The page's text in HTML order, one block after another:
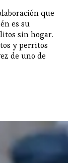
que
es su
sin hogar.
y perritos
de uno de